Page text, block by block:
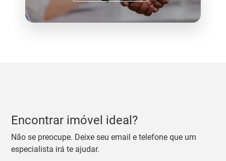
Encontrar imóvel ideal?
Não se preocupe. Deixe seu email e telefone que um
especialista irá te ajudar.